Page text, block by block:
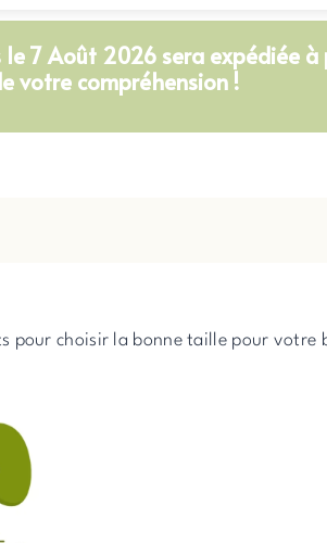
le 7 Août 2026 sera expédiée
votre compréhension !
pour choisir la bonne taille pour votre